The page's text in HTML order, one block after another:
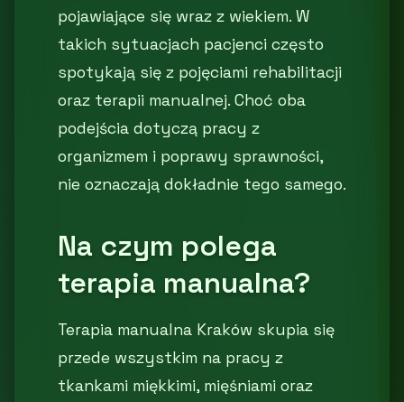
pojawiające się wraz z wiekiem. W
takich sytuacjach pacjenci często
spotykają się z pojęciami rehabilitacji
oraz terapii manualnej. Choć oba
podejścia dotyczą pracy z
organizmem i poprawy sprawności,
nie oznaczają dokładnie tego samego.
Na czym polega
terapia manualna?
Terapia manualna Kraków skupia się
przede wszystkim na pracy z
tkankami miękkimi, mięśniami oraz